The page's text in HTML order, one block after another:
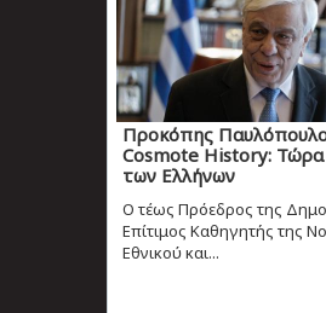
Προκόπης
Cosmote History: Τώρα
των Ελλήνων
Ο τέως Πρόεδρος της
Επίτιμος Καθηγητής της
Εθνικού και...